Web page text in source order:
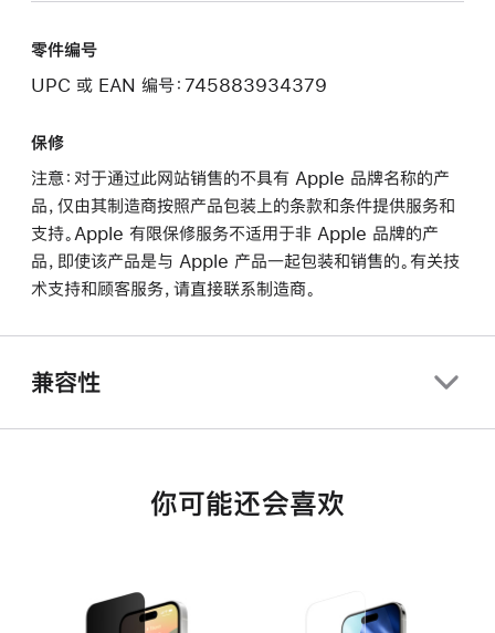
零件编号
UPC 或 EAN 编号：745883934379
保修
注意：对于通过此网站销售的不具有 Apple 品牌名称的产
品，仅由其制造商按照产品包装上的条款和条件提供服务和
支持。Apple 有限保修服务不适用于非 Apple 品牌的产
品，即使该产品是与 Apple 产品一起包装和销售的。有关技
术支持和顾客服务，请直接联系制造商。
兼容性
你可能还会喜欢